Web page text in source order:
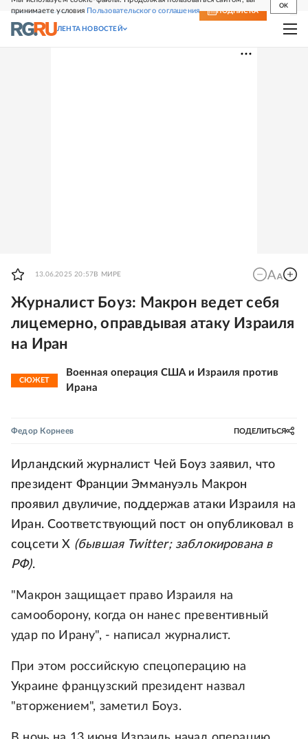
принимаете условия Пользовательского соглашения
OK
СВЕЖИЙ НОМЕР ПОДПИСКА
ЛЕНТА НОВОСТЕЙ
13.06.2025 20:57 В МИРЕ
Журналист Боуз: Макрон ведет себя
лицемерно, оправдывая атаку Израиля
на Иран
СЮЖЕТ
Военная операция США и Израиля против
Ирана
Федор Корнеев ПОДЕЛИТЬСЯ
Ирландский журналист Чей Боуз заявил, что
президент Франции Эммануэль Макрон
проявил двуличие, поддержав атаки Израиля на
Иран. Соответствующий пост он опубликовал в
соцсети X (бывшая Twitter; заблокирована в
РФ).
"Макрон защищает право Израиля на
самооборону, когда он нанес превентивный
удар по Ирану", - написал журналист.
При этом российскую спецоперацию на
Украине французский президент назвал
"вторжением", заметил Боуз.